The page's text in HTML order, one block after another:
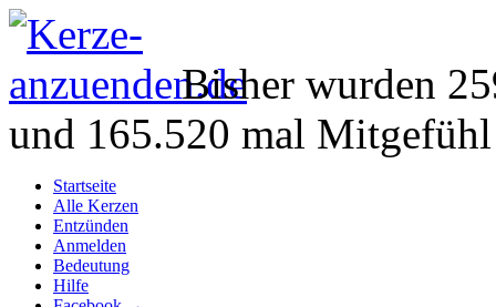
Bisher wurden
und 165.520 mal
Startseite
Alle Kerzen
Entzünden
Anmelden
Bedeutung
Hilfe